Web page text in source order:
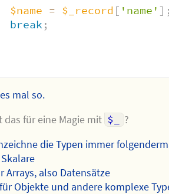
$name = $_record [ 'name' ]
break ;
mal so.
das für eine Magie mit $_
?
die Typen immer
Arrays, also Datensätze
Objekte und andere komplexe